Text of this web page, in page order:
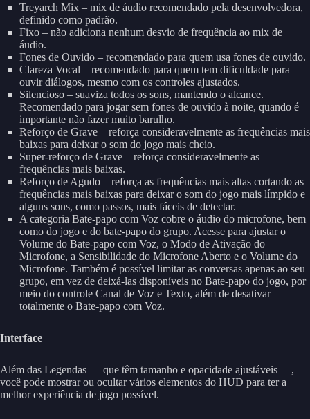
Treyarch Mix – mix de áudio recomendado pela desenvolvedora,
definido como padrão.
Fixo – não adiciona nenhum desvio de frequência ao mix de
áudio.
Fones de Ouvido – recomendado para quem usa fones de ouvido.
Clareza Vocal – recomendado para quem tem dificuldade para
ouvir diálogos, mesmo com os controles ajustados.
Silencioso – suaviza todos os sons, mantendo o alcance.
Recomendado para jogar sem fones de ouvido à noite, quando é
importante não fazer muito barulho.
Reforço de Grave – reforça consideravelmente as frequências mais
baixas para deixar o som do jogo mais cheio.
Super-reforço de Grave – reforça consideravelmente as
frequências mais baixas.
Reforço de Agudo – reforça as frequências mais altas cortando as
frequências mais baixas para deixar o som do jogo mais límpido e
alguns sons, como passos, mais fáceis de detectar.
A categoria Bate-papo com Voz cobre o áudio do microfone, bem
como do jogo e do bate-papo do grupo. Acesse para ajustar o
Volume do Bate-papo com Voz, o Modo de Ativação do
Microfone, a Sensibilidade do Microfone Aberto e o Volume do
Microfone. Também é possível limitar as conversas apenas ao seu
grupo, em vez de deixá-las disponíveis no Bate-papo do jogo, por
meio do controle Canal de Voz e Texto, além de desativar
totalmente o Bate-papo com Voz.
Interface
Além das Legendas — que têm tamanho e opacidade ajustáveis —,
você pode mostrar ou ocultar vários elementos do HUD para ter a
melhor experiência de jogo possível.